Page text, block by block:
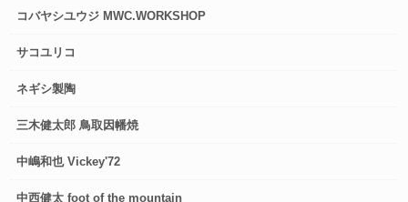
コバヤシユウジ MWC.WORKSHOP
サコユリコ
ネギシ製陶
三木健太郎 鳥取因幡焼
中嶋和也 Vickey'72
中西健太 foot of the mountain